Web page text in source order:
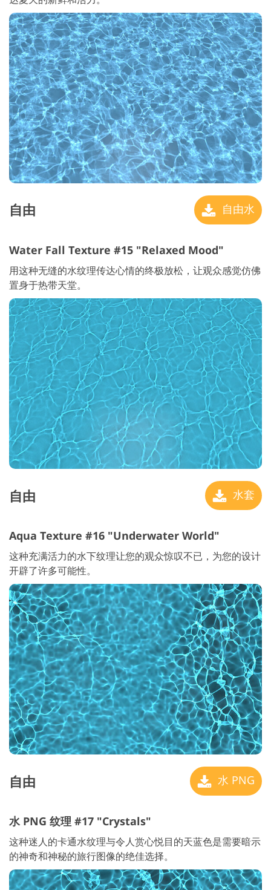
自由 自由水
Water Fall Texture #15 "Relaxed Mood"
用这种无缝的水纹理传达心情的终极放松，让观众感觉仿佛
置身于热带天堂。
自由 水套
Aqua Texture #16 "Underwater World"
这种充满活力的水下纹理让您的观众惊叹不已，为您的设计
开辟了许多可能性。
自由 水 PNG
水 PNG 纹理 #17 "Crystals"
这种迷人的卡通水纹理与令人赏心悦目的天蓝色是需要暗示
的神奇和神秘的旅行图像的绝佳选择。